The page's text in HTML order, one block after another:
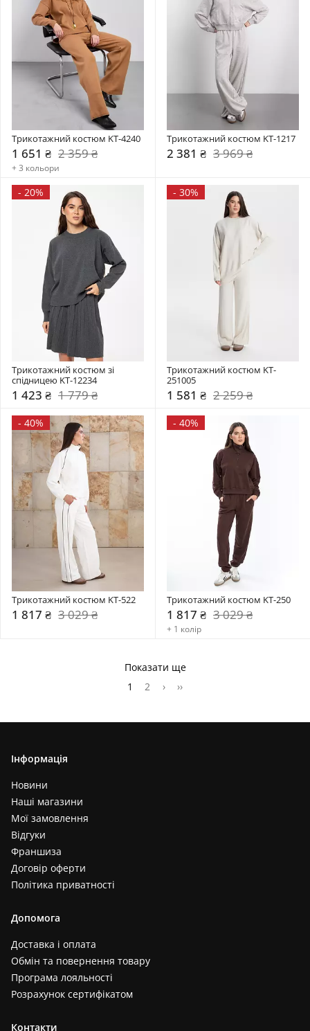
Трикотажний костюм KT-4240
1 651 ₴ 2 359 ₴
+ 3 кольори
Трикотажний костюм KT-1217
2 381 ₴ 3 969 ₴
- 20%
Трикотажний костюм зі
спідницею KT-12234
1 423 ₴ 1 779 ₴
- 30%
Трикотажний костюм KT-
251005
1 581 ₴ 2 259 ₴
- 40%
Трикотажний костюм KT-522
1 817 ₴ 3 029 ₴
- 40%
Трикотажний костюм KT-250
1 817 ₴ 3 029 ₴
+ 1 колір
Показати ще
1
2 › ››
Інформація
Новини
Наші магазини
Мої замовлення
Відгуки
Франшиза
Договір оферти
Політика приватності
Допомога
Доставка і оплата
Обмін та повернення товару
Програма лояльності
Розрахунок сертифікатом
Контакти